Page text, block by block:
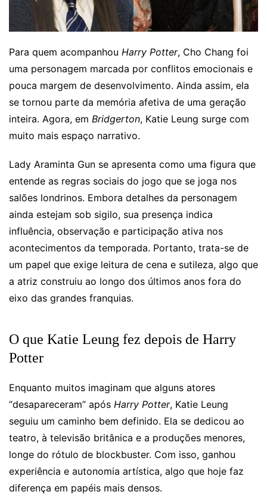
Para quem acompanhou Harry Potter, Cho Chang foi
uma personagem marcada por conflitos emocionais e
pouca margem de desenvolvimento. Ainda assim, ela
se tornou parte da memória afetiva de uma geração
inteira. Agora, em Bridgerton, Katie Leung surge com
muito mais espaço narrativo.
Lady Araminta Gun se apresenta como uma figura que
entende as regras sociais do jogo que se joga nos
salões londrinos. Embora detalhes da personagem
ainda estejam sob sigilo, sua presença indica
influência, observação e participação ativa nos
acontecimentos da temporada. Portanto, trata-se de
um papel que exige leitura de cena e sutileza, algo que
a atriz construiu ao longo dos últimos anos fora do
eixo das grandes franquias.
O que Katie Leung fez depois de Harry
Potter
Enquanto muitos imaginam que alguns atores
“desapareceram” após Harry Potter, Katie Leung
seguiu um caminho bem definido. Ela se dedicou ao
teatro, à televisão britânica e a produções menores,
longe do rótulo de blockbuster. Com isso, ganhou
experiência e autonomia artística, algo que hoje faz
diferença em papéis mais densos.